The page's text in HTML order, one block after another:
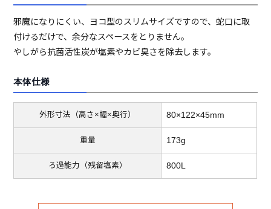
邪魔になりにくい、ヨコ型のスリムサイズですので、蛇口に取
付けるだけで、余分なスペースをとりません。
やしがら抗菌活性炭が塩素やカビ臭さを除去します。
本体仕様
外形寸法（高さ×幅×奥行） 80×122×45mm
重量 173g
ろ過能力（残留塩素） 800L